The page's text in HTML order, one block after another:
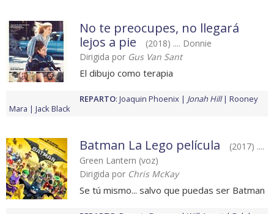
No te preocupes, no llegará
lejos a pie
(2018) .... Donnie
Dirigida por Gus Van Sant
El dibujo como terapia
REPARTO: Joaquin Phoenix Jonah Hill
Rooney
Mara
Jack Black
Batman La Lego película
(2017) ....
Green Lantern (voz)
Dirigida por Chris McKay
Se tú mismo... salvo que puedas ser Batman